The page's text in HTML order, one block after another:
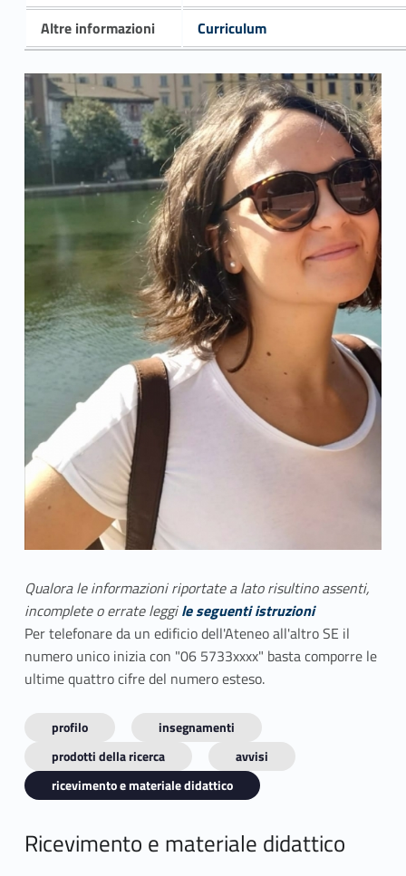
Altre informazioni
Curriculum
Qualora le informazioni riportate a lato risultino assenti,
incomplete o errate leggile seguenti istruzioni
Per telefonare da un edificio dell'Ateneo all'altro SE il
numero unico inizia con "06 5733xxxx" basta comporre le
ultime quattro cifre del numero esteso.
profilo
insegnamenti
prodotti della ricerca
avvisi
ricevimento e materiale didattico
Ricevimento e materiale didattico